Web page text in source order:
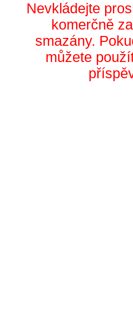
Nevkládejte
komerčně
smazány.
můžete